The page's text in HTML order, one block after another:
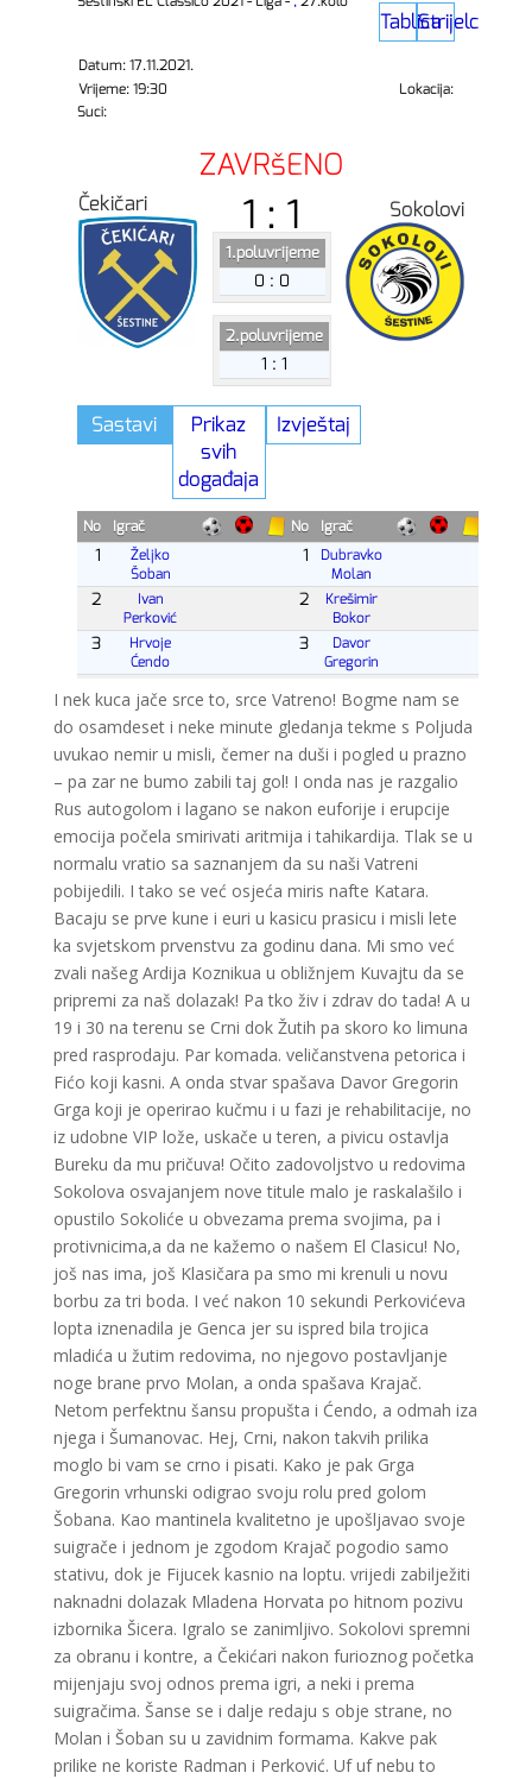
I nek kuca jače srce to, srce Vatreno! Bogme nam se
do osamdeset i neke minute gledanja tekme s Poljuda
uvukao nemir u misli, čemer na duši i pogled u prazno
– pa zar ne bumo zabili taj gol! I onda nas je razgalio
Rus autogolom i lagano se nakon euforije i erupcije
emocija počela smirivati aritmija i tahikardija. Tlak se u
normalu vratio sa saznanjem da su naši Vatreni
pobijedili. I tako se već osjeća miris nafte Katara.
Bacaju se prve kune i euri u kasicu prasicu i misli lete
ka svjetskom prvenstvu za godinu dana. Mi smo već
zvali našeg Ardija Koznikua u obližnjem Kuvajtu da se
pripremi za naš dolazak! Pa tko živ i zdrav do tada! A u
19 i 30 na terenu se Crni dok Žutih pa skoro ko limuna
pred rasprodaju. Par komada. veličanstvena petorica i
Fićo koji kasni. A onda stvar spašava Davor Gregorin
Grga koji je operirao kučmu i u fazi je rehabilitacije, no
iz udobne VIP lože, uskače u teren, a pivicu ostavlja
Bureku da mu pričuva! Očito zadovoljstvo u redovima
Sokolova osvajanjem nove titule malo je raskalašilo i
opustilo Sokoliće u obvezama prema svojima, pa i
protivnicima,a da ne kažemo o našem El Clasicu! No,
još nas ima, još Klasičara pa smo mi krenuli u novu
borbu za tri boda. I već nakon 10 sekundi Perkovićeva
lopta iznenadila je Genca jer su ispred bila trojica
mladića u žutim redovima, no njegovo postavljanje
noge brane prvo Molan, a onda spašava Krajač.
Netom perfektnu šansu propušta i Ćendo, a odmah iza
njega i Šumanovac. Hej, Crni, nakon takvih prilika
moglo bi vam se crno i pisati. Kako je pak Grga
Gregorin vrhunski odigrao svoju rolu pred golom
Šobana. Kao mantinela kvalitetno je upošljavao svoje
suigrače i jednom je zgodom Krajač pogodio samo
stativu, dok je Fijucek kasnio na loptu. vrijedi zabilježiti
naknadni dolazak Mladena Horvata po hitnom pozivu
izbornika Šicera. Igralo se zanimljivo. Sokolovi spremni
za obranu i kontre, a Čekićari nakon furioznog početka
mijenjaju svoj odnos prema igri, a neki i prema
suigračima. Šanse se i dalje redaju s obje strane, no
Molan i Šoban su u zavidnim formama. Kakve pak
prilike ne koriste Radman i Perković. Uf uf nebu to